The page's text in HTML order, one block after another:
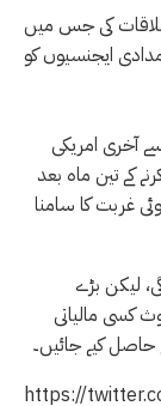
ملاقات کی جس میں
انسانی امدادی ایجنسیوں کو
20 سال کی جنگ سے آخری امریکی
کے تین ماہ بعد
غربت کا سامنا
لیکن بڑے
کسی مالیاتی
حاصل کیے جائیں۔
https://